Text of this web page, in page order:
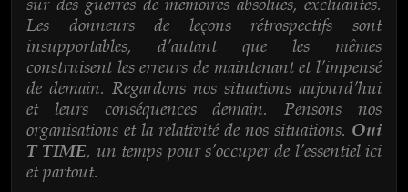
Les donneurs de leçons rétrospectifs sont
insupportables, d’autant que les mêmes
construisent les erreurs de maintenant et l’impensé
de demain. Regardons nos situations aujourd’hui
et leurs conséquences demain. Pensons nos
organisations et la relativité de nos situations. Oui
T TIME, un temps pour s’occuper de l’essentiel ici
et partout.